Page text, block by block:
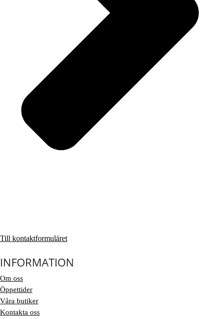
Till kontaktformuläret
INFORMATION
Om oss
Öppettider
Våra butiker
Kontakta oss